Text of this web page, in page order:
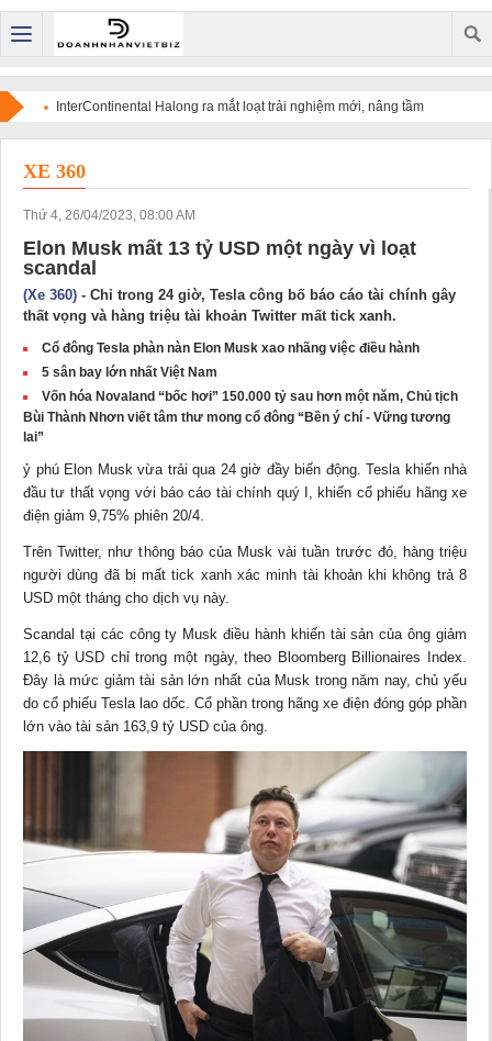
InterContinental Halong ra mắt loạt trải nghiệm mới, nâng tầm
điểm đến di sản trên bản đồ du lịch cao cấp quốc tế
XE 360
Thứ 4, 26/04/2023, 08:00 AM
Elon Musk mất 13 tỷ USD một ngày vì loạt
scandal
(Xe 360) - Chỉ trong 24 giờ, Tesla công bố báo cáo tài chính gây
thất vọng và hàng triệu tài khoản Twitter mất tick xanh.
Cổ đông Tesla phàn nàn Elon Musk xao nhãng việc điều hành
5 sân bay lớn nhất Việt Nam
Vốn hóa Novaland “bốc hơi” 150.000 tỷ sau hơn một năm, Chủ tịch
Bùi Thành Nhơn viết tâm thư mong cổ đông “Bền ý chí - Vững tương
lai”
ỷ phú Elon Musk vừa trải qua 24 giờ đầy biến động. Tesla khiến nhà
đầu tư thất vọng với báo cáo tài chính quý I, khiến cổ phiếu hãng xe
điện giảm 9,75% phiên 20/4.
Trên Twitter, như thông báo của Musk vài tuần trước đó, hàng triệu
người dùng đã bị mất tick xanh xác minh tài khoản khi không trả 8
USD một tháng cho dịch vụ này.
Scandal tại các công ty Musk điều hành khiến tài sản của ông giảm
12,6 tỷ USD chỉ trong một ngày, theo Bloomberg Billionaires Index.
Đây là mức giảm tài sản lớn nhất của Musk trong năm nay, chủ yếu
do cổ phiếu Tesla lao dốc. Cổ phần trong hãng xe điện đóng góp phần
lớn vào tài sản 163,9 tỷ USD của ông.